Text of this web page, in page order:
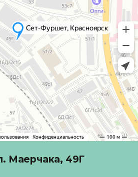
Маерчака, 49Г